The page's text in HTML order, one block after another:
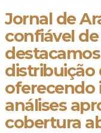
Jornal de
confiável
distribuição
oferecendo
análises
cobertura